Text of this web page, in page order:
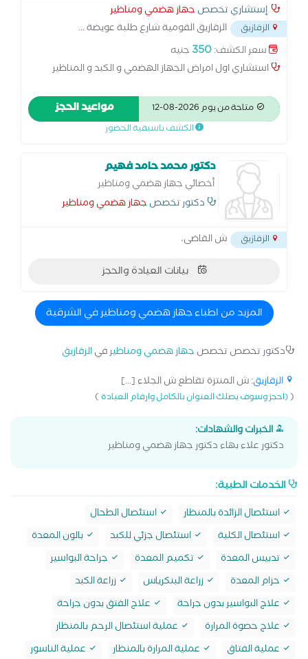
إستشاري تخصص جهاز هضمي ومناظير
الزقازيق الزقازيق القومية شارع طلبة عويضة...
سعر الكشف:350 جنيه
استشاري اول امراض الجهاز الهضمي و الكبد و المناظير
متاحة من يوم 2026-08-12 مواعيد الحجز
الكشف باسبقية الحضور
دكتور محمد حامد فهيم
أخصائي جهاز هضمي ومناظير
دكتور تخصص جهاز هضمي ومناظير
الزقازيق ش القاضى،
بيانات العيادة والحجز
المزيد من اطباء جهاز هضمي ومناظير في الشرقية
دكتور تخصص تخصص جهاز هضمي ومناظيرفيالزقازيق
الزقازيق: ش المنتزة تقاطع ش الجلاء [...]
((احجز وسوف يصلك العنوان بالكامل وارقام العيادة)
الخبرات والشهادات:
دكتور علاء بهاء دكتور جهاز هضمي ومناظير
الخدمات الطبية:
استئصال الزائدة بالمنظار
استئصال الطحال
استئصال الكلية
استئصال جزئي للكبد
بالون المعدة
تدبيس المعدة
تكميم المعدة
جراحة البواسير
حزام المعدة
زراعة البنكرياس
زراعة الكبد
علاج البواسير بدون جراحة
علاج الفتق بدون جراحة
علاج حصوة المرارة
عملية استئصال الرحم بالمنظار
عملية الفتاق
عملية المرارة بالمنظار
عملية الناسور